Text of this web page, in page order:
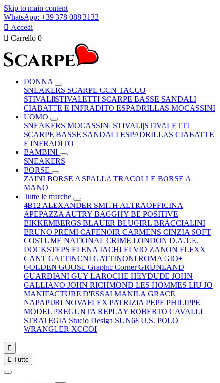
Skip to main content
WhatsApp: +39 378 088 3132
 Accedi
 Carrello 0
DONNA
SNEAKERS SCARPE CON TACCO
STIVALI|STIVALETTI SCARPE BASSE SANDALI
CIABATTE E INFRADITO ESPADRILLAS MOCASSINI
UOMO
SNEAKERS MOCASSINI STIVALI|STIVALETTI
SCARPE BASSE SANDALI ESPADRILLAS CIABATTE
E INFRADITO
BAMBINI
SNEAKERS
BORSE
ZAINI BORSE A SPALLA TRACOLLE BORSE A
MANO
Tutte le marche
4B12 ALEXANDER SMITH ALTRAOFFICINA
APEPAZZA AUTRY BAGGHY BE POSITIVE
BIKKEMBERGS BLAUER BLUGIRL BRACCIALINI
BRUNO PREMI CAFENOIR CARMENS CINZIA SOFT
COSTUME NATIONAL CRIME LONDON D.A.T.E.
DOCKSTEPS ELENA IACHI ELVIO ZANON FLEXX
GANT GATTINONI GATTINONI ROMA GIO+
GOLDEN GOOSE Graphic CornerGRÜNLAND
GUARDIANI GUY LAROCHE HEYDUDE JOHN
GALLIANO JOHN RICHMOND LES HOMMES LIU JO
MANIFACTURE D'ESSAI MANILA GRACE
NAPAPIJRI NOVAFLEX PATRIZIA PEPE PHILIPPE
MODEL PREGUNTA REPLAY ROBERTO CAVALLI
STRATEGIA Studio Design SUN68 U.S. POLO
WRANGLER XOCOI

 Tutto